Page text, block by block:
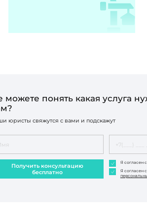
можете понять какая услуга
юристы свяжутся с вами и подскажут
Получить консультацию
бесплатно
Я согласен с
Я согласен с